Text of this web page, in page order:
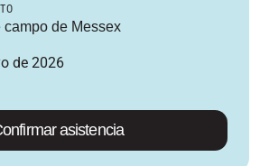
de Messex
de 2026
asistencia